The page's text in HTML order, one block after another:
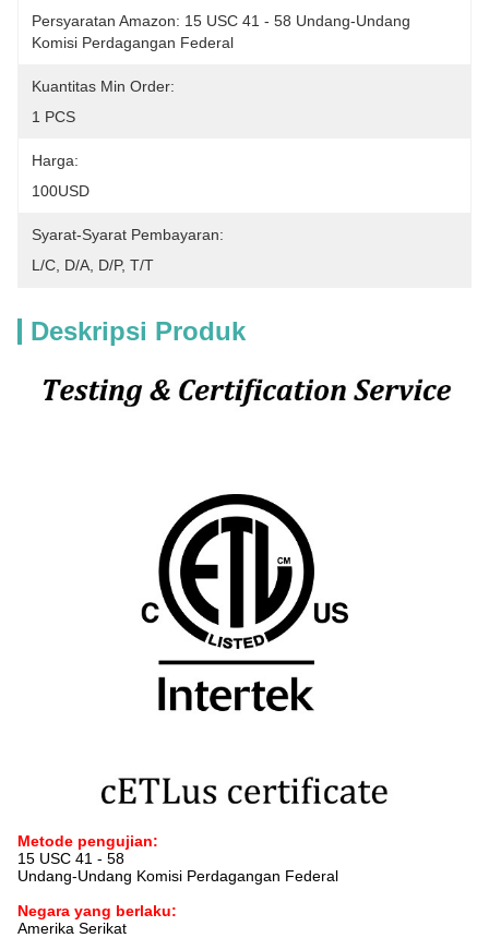
Persyaratan Amazon: 15 USC 41 - 58 Undang-Undang
Komisi Perdagangan Federal
Kuantitas Min Order:
1 PCS
Harga:
100USD
Syarat-Syarat Pembayaran:
L/C, D/A, D/P, T/T
Deskripsi Produk
Metode pengujian:
15 USC 41 - 58
Undang-Undang Komisi Perdagangan Federal
Negara yang berlaku:
Amerika Serikat